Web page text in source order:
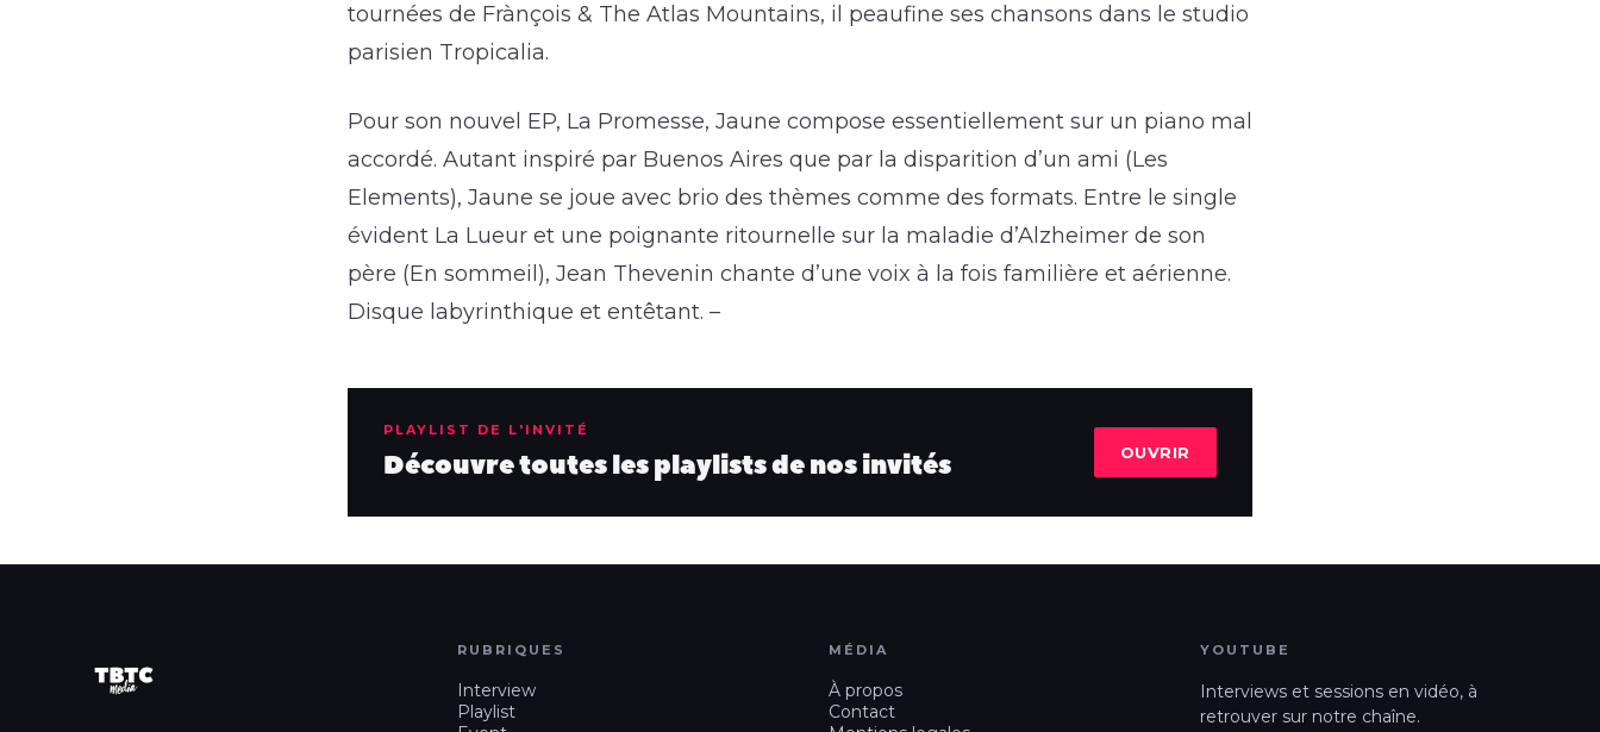
tournées de Frànçois & The Atlas Mountains, il peaufine ses chansons dans le studio
parisien Tropicalia.
Pour son nouvel EP, La Promesse, Jaune compose essentiellement sur un piano mal
accordé. Autant inspiré par Buenos Aires que par la disparition d’un ami (Les
Elements), Jaune se joue avec brio des thèmes comme des formats. Entre le single
évident La Lueur et une poignante ritournelle sur la maladie d’Alzheimer de son
père (En sommeil), Jean Thevenin chante d’une voix à la fois familière et aérienne.
Disque labyrinthique et entêtant. –
PLAYLIST DE L'INVITÉ
Découvre toutes les playlists de nos invités OUVRIR
RUBRIQUES
Interview
Playlist
MÉDIA
À propos
Contact
YOUTUBE
Interviews et sessions en vidéo, à
retrouver sur notre chaîne.